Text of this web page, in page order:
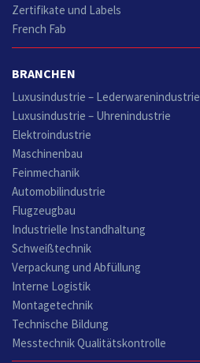
Zertifikate und Labels
French Fab
BRANCHEN
Luxusindustrie – Lederwarenindustrie
Luxusindustrie – Uhrenindustrie
Elektroindustrie
Maschinenbau
Feinmechanik
Automobilindustrie
Flugzeugbau
Industrielle Instandhaltung
Schweißtechnik
Verpackung und Abfüllung
Interne Logistik
Montagetechnik
Technische Bildung
Messtechnik Qualitätskontrolle